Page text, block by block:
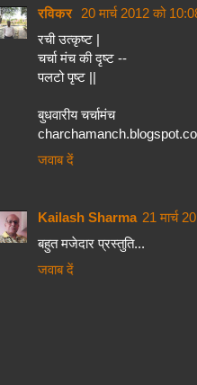
रविकर 20 मार्च 2012 को
रची उत्कृष्ट |
चर्चा मंच की दृष्ट --
पलटो पृष्ट ||
बुधवारीय चर्चामंच
जवाब दें
Kailash Sharma 21 मार्च
बहुत मजेदार प्रस्तुति...
जवाब दें